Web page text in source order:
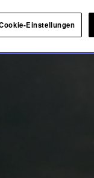
Einstellungen